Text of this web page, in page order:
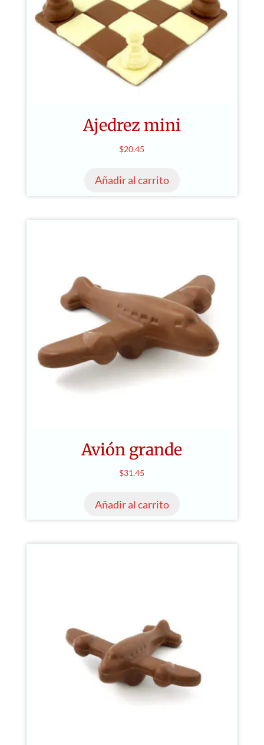
Ajedrez mini
$20.45
Añadir al carrito
Avión grande
$31.45
Añadir al carrito